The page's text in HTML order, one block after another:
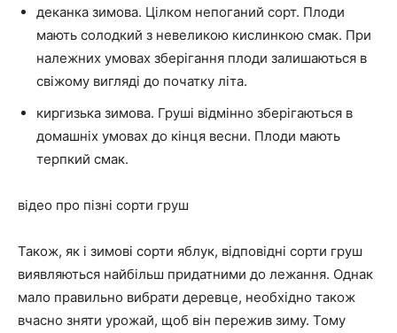
деканка зимова. Цілком непоганий сорт. Плоди
мають солодкий з невеликою кислинкою смак. При
належних умовах зберігання плоди залишаються в
свіжому вигляді до початку літа.
киргизька зимова. Груші відмінно зберігаються в
домашніх умовах до кінця весни. Плоди мають
терпкий смак.
відео про пізні сорти груш
Також, як і зимові сорти яблук, відповідні сорти груш
виявляються найбільш придатними до лежання. Однак
мало правильно вибрати деревце, необхідно також
вчасно зняти урожай, щоб він пережив зиму. Тому